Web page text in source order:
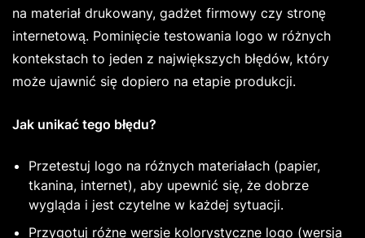
na materiał drukowany, gadżet firmowy czy stronę
internetową. Pominięcie testowania logo w różnych
kontekstach to jeden z największych błędów, który
może ujawnić się dopiero na etapie produkcji.
Jak unikać tego błędu?
Przetestuj logo na różnych materiałach (papier,
tkanina, internet), aby upewnić się, że dobrze
wygląda i jest czytelne w każdej sytuacji.
Przygotuj różne wersje kolorystyczne logo (wersja